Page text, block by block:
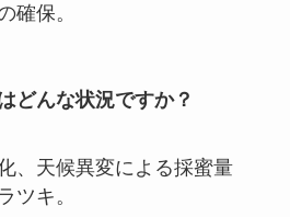
確保。
どんな状況ですか？
、天候異変による採蜜量
ツキ。